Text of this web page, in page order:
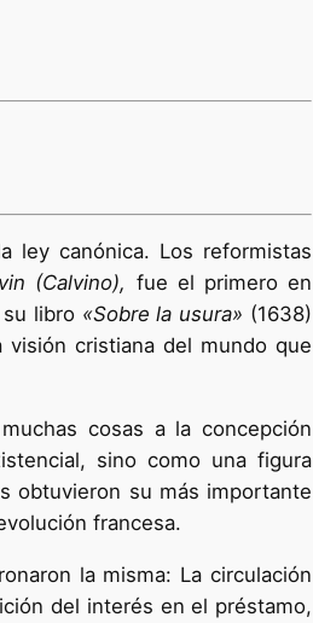
ley canónica. Los reformistas
(Calvino), fue el primero en
libro «Sobre la usura» (1638)
cristiana del mundo que
cosas a la concepción
sino como una figura
obtuvieron su más importante
francesa.
la misma: La circulación
del interés en el préstamo,